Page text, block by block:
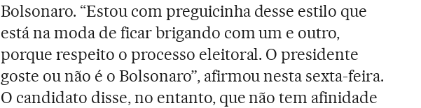
Bolsonaro. “Estou com preguicinha desse estilo que
está na moda de ficar brigando com um e outro,
porque respeito o processo eleitoral. O presidente
goste ou não é o Bolsonaro”, afirmou nesta sexta-feira.
O candidato disse, no entanto, que não tem afinidade